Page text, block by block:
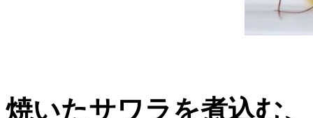
焼いたサワラを煮込む、